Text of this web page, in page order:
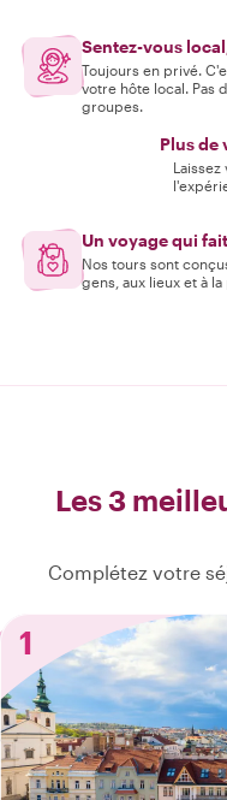
Sentez-vous
Toujours en privé.
votre hôte local. Pas
groupes.
Plus de
Un voyage qui
Nos tours sont
gens, aux lieux et à
Les 3
Complétez votre
1